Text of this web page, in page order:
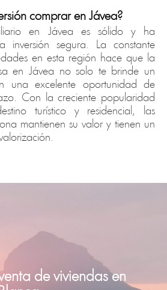
comprar en Jávea?
en Jávea es sólido y ha
inversión segura. La constante
en esta región hace que la
en Jávea no solo te brinde un
una excelente oportunidad de
Con la creciente popularidad
turístico y residencial, las
mantienen su valor y tienen un
de viviendas en